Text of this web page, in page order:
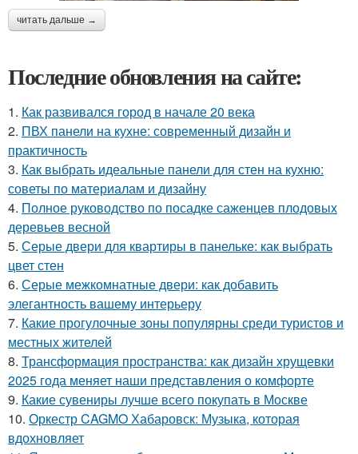
читать дальше →
Последние обновления на сайте:
1. Как развивался город в начале 20 века
2. ПВХ панели на кухне: современный дизайн и
практичность
3. Как выбрать идеальные панели для стен на кухню:
советы по материалам и дизайну
4. Полное руководство по посадке саженцев плодовых
деревьев весной
5. Серые двери для квартиры в панельке: как выбрать
цвет стен
6. Серые межкомнатные двери: как добавить
элегантность вашему интерьеру
7. Какие прогулочные зоны популярны среди туристов и
местных жителей
8. Трансформация пространства: как дизайн хрущевки
2025 года меняет наши представления о комфорте
9. Какие сувениры лучше всего покупать в Москве
10. Оркестр CAGMO Хабаровск: Музыка, которая
вдохновляет